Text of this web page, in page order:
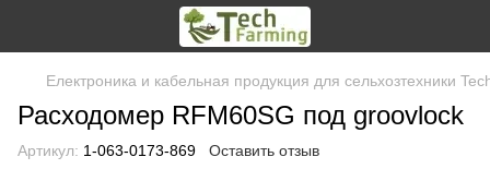
Електроника и кабельная продукция для сельхозтехники
Расходомер RFM60SG под groovlock
Артикул: 1-063-0173-869 Оставить отзыв